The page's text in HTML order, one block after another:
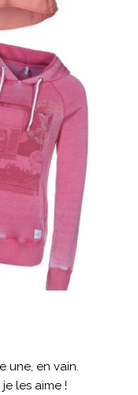
une, en vain.
les aime !